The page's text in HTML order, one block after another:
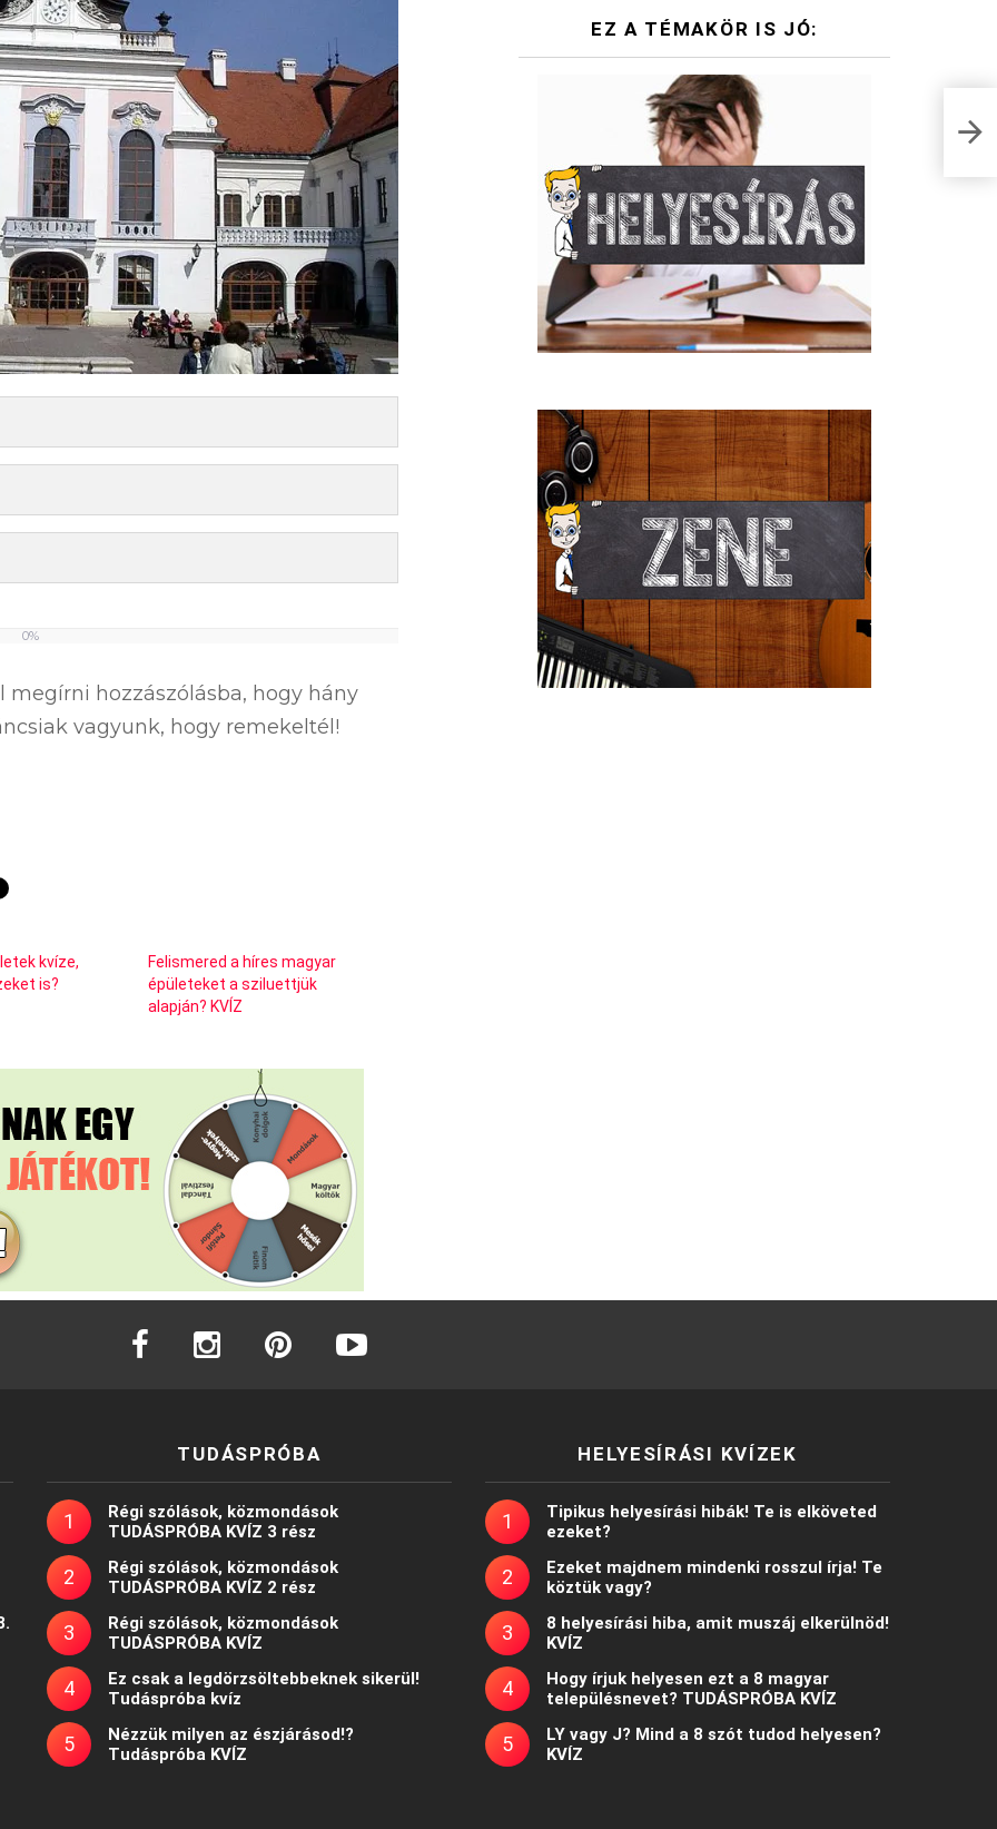
0%
hozzászólásba, hogy hány
vagyunk, hogy remekeltél!
kvíze,
is?
Felismered a híres magyar
épületeket a sziluettjük
alapján? KVÍZ
A
EZ A TÉMAKÖR IS JÓ:
facebook instagram
TUDÁSPRÓBA
Régi szólások, közmondások
TUDÁSPRÓBA KVÍZ 3 rész
Régi szólások, közmondások
TUDÁSPRÓBA KVÍZ 2 rész
Régi szólások, közmondások
TUDÁSPRÓBA KVÍZ
Ez csak a legdörzsöltebbeknek sikerül!
Tudáspróba kvíz
Nézzük milyen az észjárásod!?
Tudáspróba KVÍZ
HELYESÍRÁSI KVÍZEK
Tipikus helyesírási hibák! Te is elköveted
ezeket?
Ezeket majdnem mindenki rosszul írja! Te
köztük vagy?
8 helyesírási hiba, amit muszáj elkerülnöd!
KVÍZ
Hogy írjuk helyesen ezt a 8 magyar
településnevet? TUDÁSPRÓBA KVÍZ
LY vagy J? Mind a 8 szót tudod helyesen?
KVÍZ